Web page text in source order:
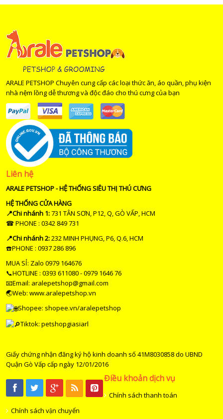
ARALE PETSHOP Chuyên cung cấp các loại thức ăn, áo quần, phụ kiện
nhà nệm lồng dễ thương và độc đáo cho thú cưng của bạn
Liên hệ
ARALE PETSHOP - HỆ THỐNG SIÊU THỊ THÚ CƯNG
HỆ THỐNG CỬA HÀNG
📍Chi nhánh 1:731 TÂN SƠN, P12, Q, GÒ VẤP, HCM
☎ PHONE : 0342 849 731
📍Chi nhánh 2:232 MINH PHỤNG, P6, Q.6, HCM
☎️PHONE : 0937 286 896
MUA SỈ: Zalo 0979 164676
📞HOTLINE : 0393 611080 - 0979 1646 76
📧Email: aralepetshop@gmail.com
🌏Web: www.aralepetshop.vn
Shopee: shopee.vn/aralepetshop
Tiktok: petshopgiasiarl
Giấy chứng nhận đăng ký hộ kinh doanh số 41M8030858 do UBND
Quận Gò Vấp cấp ngày 12/01/2016
Điều khoản dịch vụ
Chính sách thanh toán
Chính sách vận chuyển